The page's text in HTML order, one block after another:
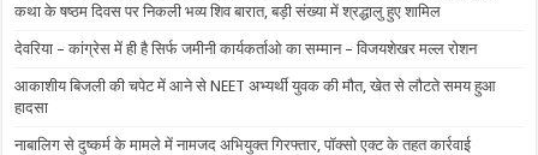
कथा के षष्ठम दिवस पर निकली भव्य शिव बारात, बड़ी संख्या में श्रद्धालु हुए शामिल
देवरिया – कांग्रेस में ही है सिर्फ जमीनी कार्यकर्ताओ का सम्मान – विजयशेखर मल्ल रोशन
आकाशीय बिजली की चपेट में आने से NEET अभ्यर्थी युवक की मौत, खेत से लौटते समय हुआ
हादसा
नाबालिग से दुष्कर्म के मामले में नामजद अभियुक्त गिरफ्तार, पॉक्सो एक्ट के तहत कार्रवाई